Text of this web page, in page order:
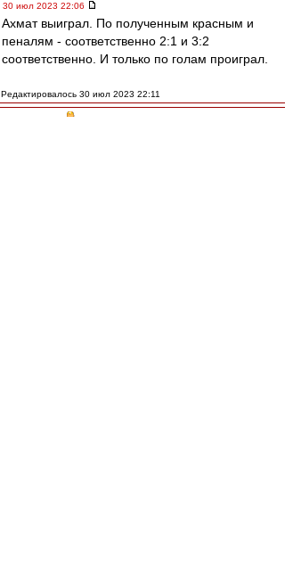
30 июл 2023 22:06
Ахмат выиграл. По полученным красным и
пеналям - соответственно 2:1 и 3:2
соответственно. И только по голам проиграл.
Редактировалось 30 июл 2023 22:11